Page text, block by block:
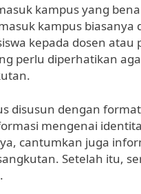
kampus yang
kampus
kepada dosen atau
perlu diperhatikan
disusun dengan
mengenai
cantumkan juga
Setelah itu,